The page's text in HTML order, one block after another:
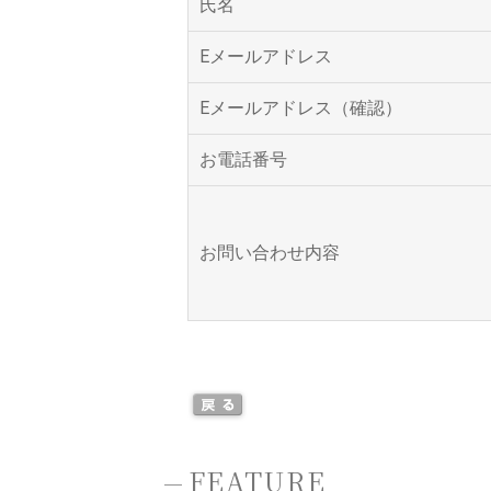
氏名
Eメールアドレス
Eメールアドレス（確認）
お電話番号
お問い合わせ内容
-FEATURE